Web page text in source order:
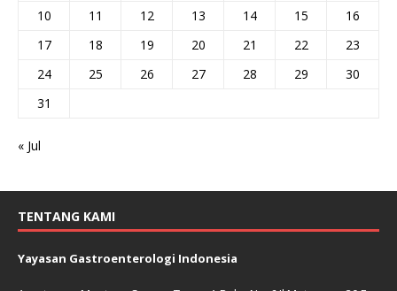
10
11 12 13 14 15
16
17
18 19 20 21 22
23
24
25 26 27 28 29
30
31
« Jul
TENTANG KAMI
Yayasan Gastroenterologi Indonesia